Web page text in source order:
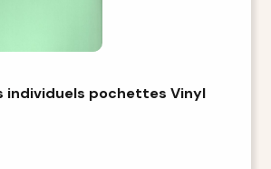
individuels pochettes Vinyl